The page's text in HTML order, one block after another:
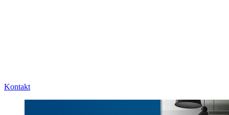
Kontakt